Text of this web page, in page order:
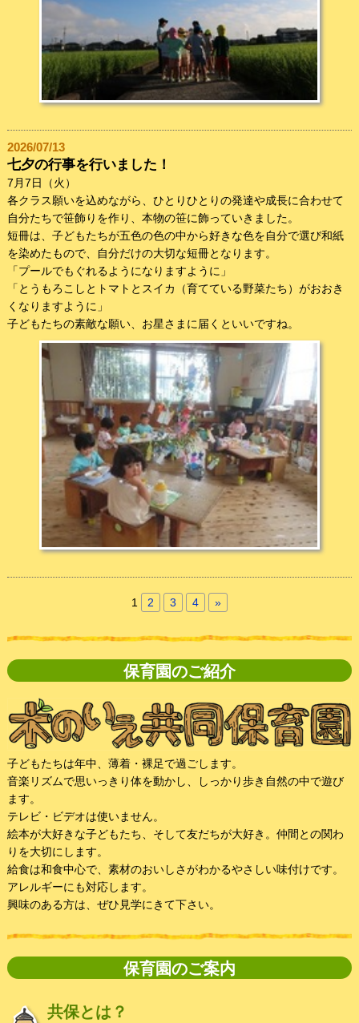
2026/07/13
七夕の行事を行いました！
7月7日（火）
各クラス願いを込めながら、ひとりひとりの発達や成長に合わせて
自分たちで笹飾りを作り、本物の笹に飾っていきました。
短冊は、子どもたちが五色の色の中から好きな色を自分で選び和紙
を染めたもので、自分だけの大切な短冊となります。
「プールでもぐれるようになりますように」
「とうもろこしとトマトとスイカ（育てている野菜たち）がおおき
くなりますように」
子どもたちの素敵な願い、お星さまに届くといいですね。
1 2 3 4 »
保育園のご紹介
子どもたちは年中、薄着・裸足で過ごします。
音楽リズムで思いっきり体を動かし、しっかり歩き自然の中で遊び
ます。
テレビ・ビデオは使いません。
絵本が大好きな子どもたち、そして友だちが大好き。仲間との関わ
りを大切にします。
給食は和食中心で、素材のおいしさがわかるやさしい味付けです。
アレルギーにも対応します。
興味のある方は、ぜひ見学にきて下さい。
保育園のご案内
共保とは？